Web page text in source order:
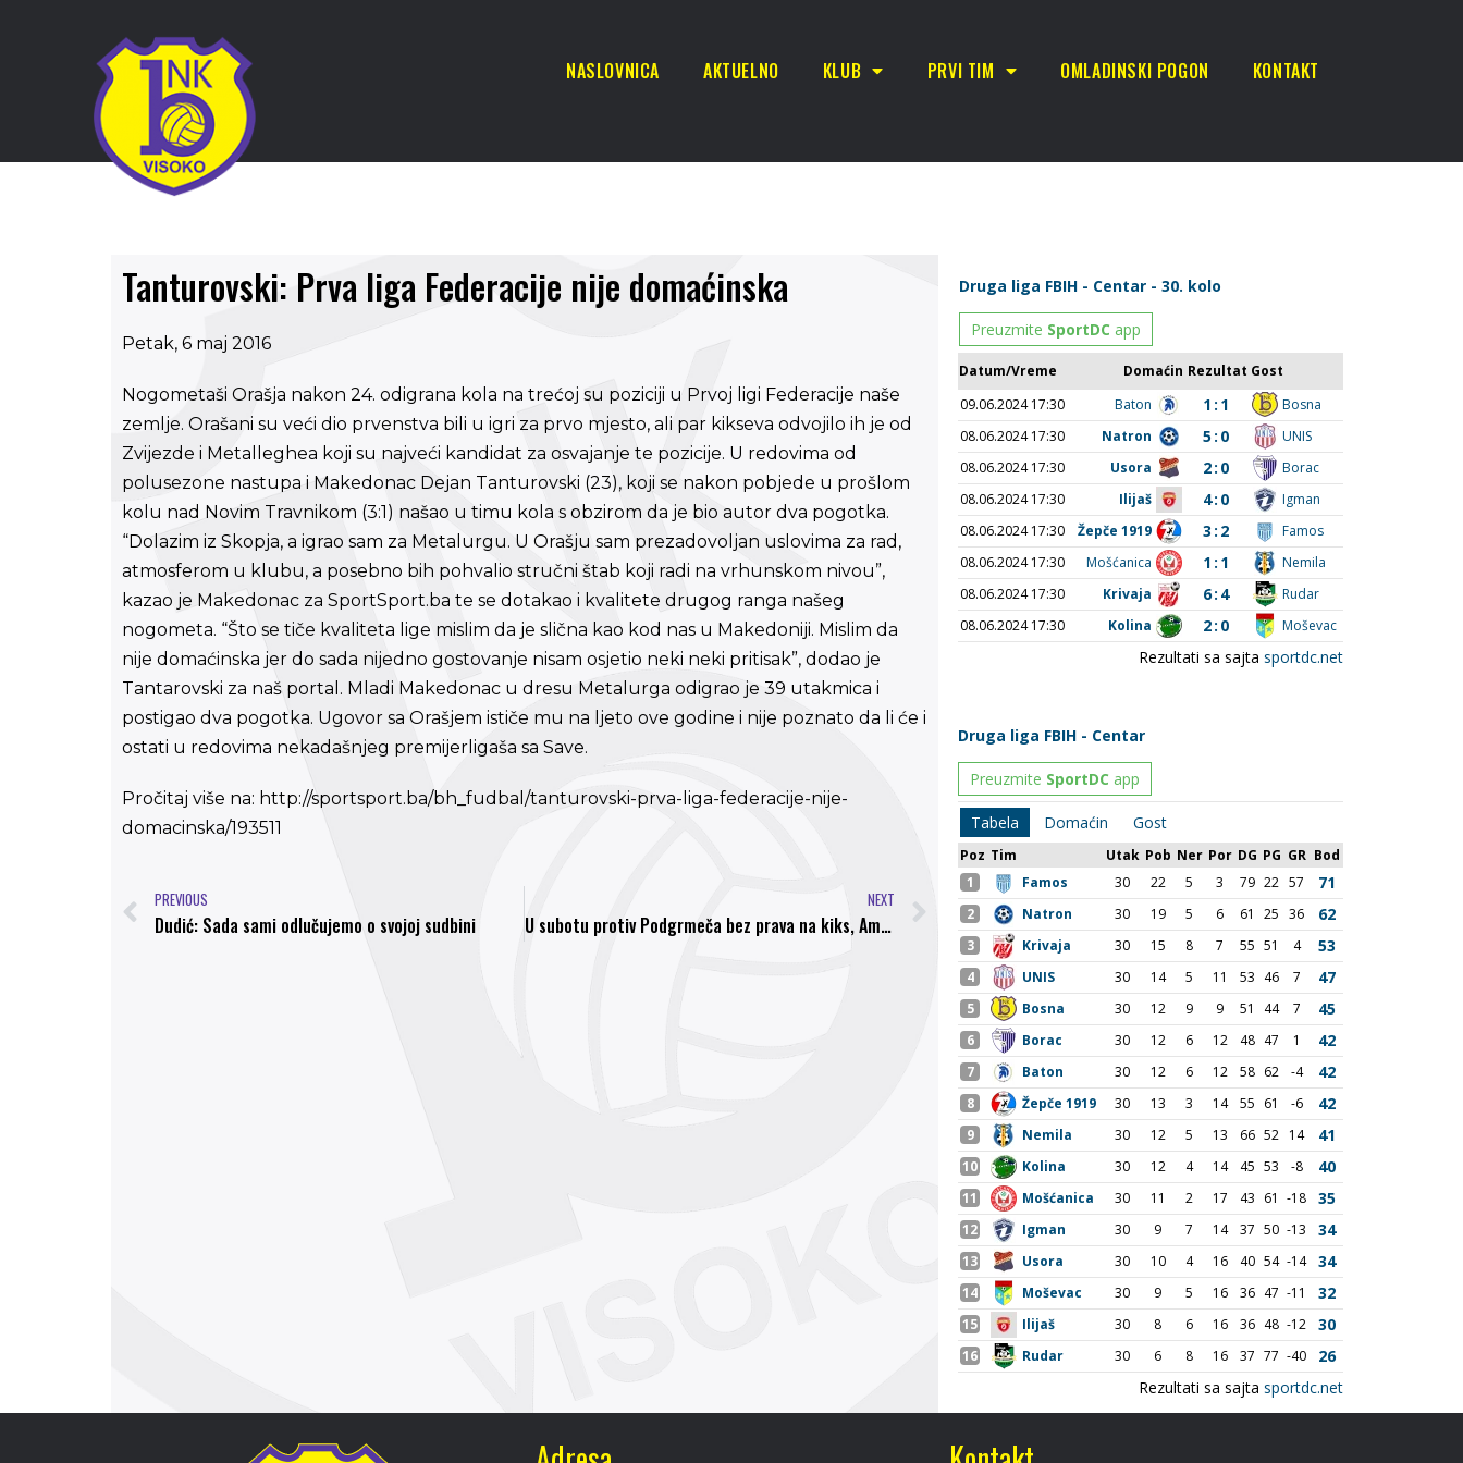
NASLOVNICA AKTUELNO KLUB PRVI TIM OMLADINSKI POGON KONTAKT
Tanturovski: Prva liga Federacije nije domaćinska
Petak, 6 maj 2016
Nogometaši Orašja nakon 24. odigrana kola na trećoj su poziciji u Prvoj ligi Federacije naše
zemlje. Orašani su veći dio prvenstva bili u igri za prvo mjesto, ali par kikseva odvojilo ih je od
Zvijezde i Metalleghea koji su najveći kandidat za osvajanje te pozicije. U redovima od
polusezone nastupa i Makedonac Dejan Tanturovski (23), koji se nakon pobjede u prošlom
kolu nad Novim Travnikom (3:1) našao u timu kola s obzirom da je bio autor dva pogotka.
“Dolazim iz Skopja, a igrao sam za Metalurgu. U Orašju sam prezadovoljan uslovima za rad,
atmosferom u klubu, a posebno bih pohvalio stručni štab koji radi na vrhunskom nivou”,
kazao je Makedonac za SportSport.ba te se dotakao i kvalitete drugog ranga našeg
nogometa. “Što se tiče kvaliteta lige mislim da je slična kao kod nas u Makedoniji. Mislim da
nije domaćinska jer do sada nijedno gostovanje nisam osjetio neki neki pritisak”, dodao je
Tantarovski za naš portal. Mladi Makedonac u dresu Metalurga odigrao je 39 utakmica i
postigao dva pogotka. Ugovor sa Orašjem ističe mu na ljeto ove godine i nije poznato da li će i
ostati u redovima nekadašnjeg premijerligaša sa Save.
Pročitaj više na: http://sportsport.ba/bh_fudbal/tanturovski-prva-liga-federacije-nije-
domacinska/193511
PREVIOUS
Dudić: Sada sami odlučujemo o svojoj sudbini
NEXT
U subotu protiv Podgrmeča bez prava na kiks, Amar Prutina suspendovan i udaljen iz prvog tima